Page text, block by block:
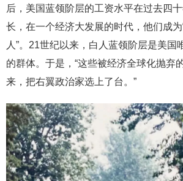
后，美国蓝领阶层的工资水平在过去四
长，在一个经济大发展的时代，他们成
人”。21世纪以来，白人蓝领阶层是美国
的群体。于是，“这些被经济全球化抛弃
来，把右翼政治家选上了台。”